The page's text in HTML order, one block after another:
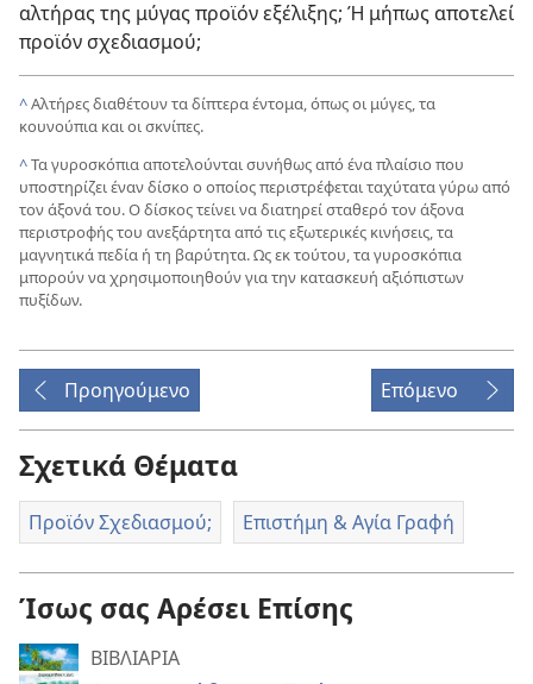
αλτήρας της μύγας προϊόν εξέλιξης; Ή μήπως αποτελεί
προϊόν σχεδιασμού;
^Αλτήρες διαθέτουν τα δίπτερα έντομα, όπως οι μύγες, τα
κουνούπια και οι σκνίπες.
^Τα γυροσκόπια αποτελούνται συνήθως από ένα πλαίσιο που
υποστηρίζει έναν δίσκο ο οποίος περιστρέφεται ταχύτατα γύρω από
τον άξονά του. Ο δίσκος τείνει να διατηρεί σταθερό τον άξονα
περιστροφής του ανεξάρτητα από τις εξωτερικές κινήσεις, τα
μαγνητικά πεδία ή τη βαρύτητα. Ως εκ τούτου, τα γυροσκόπια
μπορούν να χρησιμοποιηθούν για την κατασκευή αξιόπιστων
πυξίδων.
Προηγούμενο Επόμενο
Σχετικά Θέματα
Προϊόν Σχεδιασμού; Επιστήμη & Αγία Γραφή
Ίσως σας Αρέσει Επίσης
ΒΙΒΛΙΑΡΙΑ